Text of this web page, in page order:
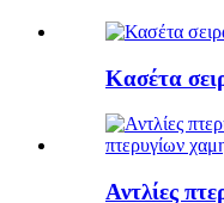
Κασέτα
Αντλίες